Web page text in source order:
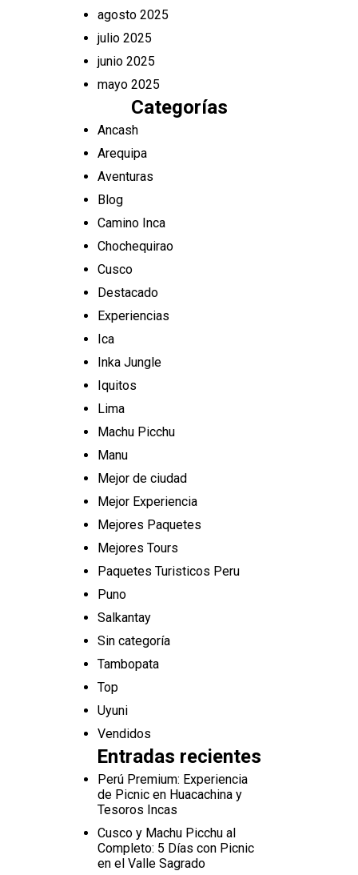
agosto 2025
julio 2025
junio 2025
mayo 2025
Categorías
Ancash
Arequipa
Aventuras
Blog
Camino Inca
Chochequirao
Cusco
Destacado
Experiencias
Ica
Inka Jungle
Iquitos
Lima
Machu Picchu
Manu
Mejor de ciudad
Mejor Experiencia
Mejores Paquetes
Mejores Tours
Paquetes Turisticos Peru
Puno
Salkantay
Sin categoría
Tambopata
Top
Uyuni
Vendidos
Entradas recientes
Perú Premium: Experiencia
de Picnic en Huacachina y
Tesoros Incas
Cusco y Machu Picchu al
Completo: 5 Días con Picnic
en el Valle Sagrado